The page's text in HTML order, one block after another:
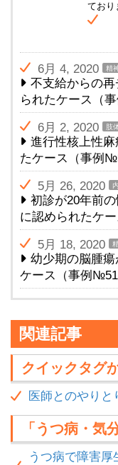
ており
6月 4, 2020 精
不支給からの
られたケース（
6月 2, 2020 肢
進行性核上性
たケース（事例
5月 26, 2020
初診が20年前
に認められたケ
5月 18, 2020
幼少期の脳腫
ケース（事例
関連記事
クイックタグ
医師とのやりと
「うつ病・気
うつ病で障害